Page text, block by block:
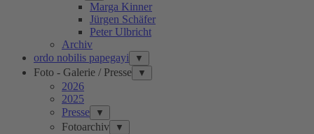
Marga Kinner
Jürgen Schäfer
Peter Ulbricht
Archiv
ordo nobilis papegayi
▼
Foto - Galerie / Presse ▼
2026
2025
Presse
▼
Fotoarchiv ▼